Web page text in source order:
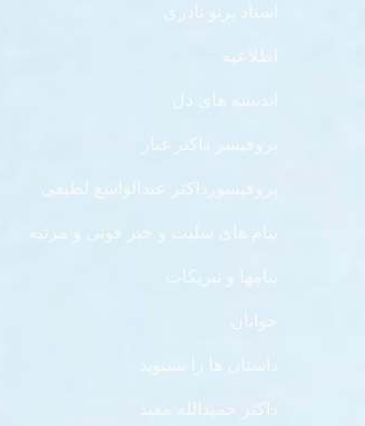
استاد پرتو نادری
اطلاعیه
اندیشه های دل
پروفیسر داکتر غبار
پروفیسورداکتر عبدالواسع لطیفی
پیام های سلیت و خبر فوتی و مرثیه
پیامها و تبریکات
جوانان
داستان ها را بشنوید
داکتر حمیدالله مفید